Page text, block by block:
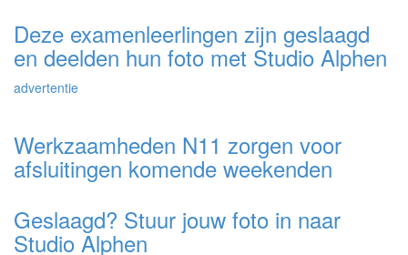
Deze examenleerlingen zijn geslaagd
en deelden hun foto met Studio Alphen
advertentie
Werkzaamheden N11 zorgen voor
afsluitingen komende weekenden
Geslaagd? Stuur jouw foto in naar
Studio Alphen